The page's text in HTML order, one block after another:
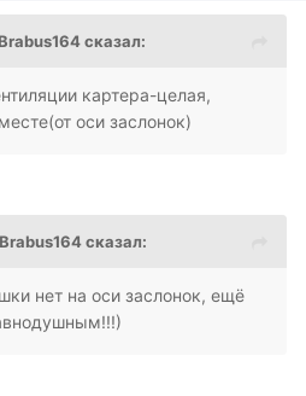
сказал:
картера-целая,
оси заслонок)
Brabus164сказал:
нет на оси заслонок, ещё